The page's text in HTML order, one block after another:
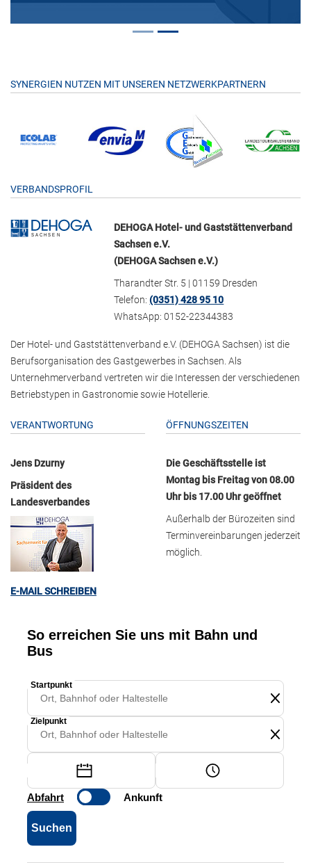
SYNERGIEN NUTZEN MIT UNSEREN NETZWERKPARTNERN
VERBANDSPROFIL
DEHOGA Hotel- und Gaststättenverband
Sachsen e.V.
(DEHOGA Sachsen e.V.)
Tharandter Str. 5 | 01159 Dresden
Telefon:(0351) 428 95 10
WhatsApp: 0152-22344383
Der Hotel- und Gaststättenverband e.V. (DEHOGA Sachsen) ist die
Berufsorganisation des Gastgewerbes in Sachsen. Als
Unternehmerverband vertreten wir die Interessen der verschiedenen
Betriebstypen in Gastronomie sowie Hotellerie.
VERANTWORTUNG
Jens Dzurny
Präsident des
Landesverbandes
E-MAIL SCHREIBEN
ÖFFNUNGSZEITEN
Die Geschäftsstelle ist
Montag bis Freitag von 08.00
Uhr bis 17.00 Uhr geöffnet
Außerhalb der Bürozeiten sind
Terminvereinbarungen jederzeit
möglich.